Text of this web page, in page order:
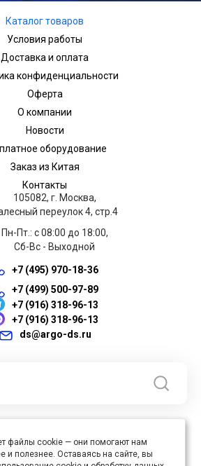
Каталог товаров
Условия работы
Доставка и оплата
конфиденциальности
Оферта
О компании
Новости
оборудование
Заказ из Китая
Контакты
105082, г. Москва,
переулок 4, стр.4
Пн-Пт.: с 08:00 до 18:00,
Сб-Вс - Выходной
+7 (495) 970-18-36
+7 (499) 500-97-89
+7 (916) 318-96-13
+7 (916) 318-96-13
ds@argo-ds.ru
права защищены
г. Москва, ул. Бауманская, д.20, стр. 3
файлы cookie — они помогают нам
и полезнее. Оставаясь на сайте, вы